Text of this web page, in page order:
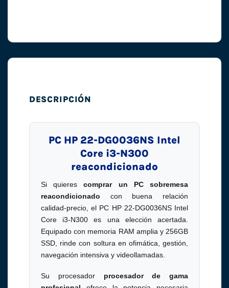
DESCRIPCIÓN
PC HP 22-DG0036NS Intel
Core i3-N300
reacondicionado
Si quierescomprar un PC sobremesa
reacondicionado con buena relación
calidad-precio, el PC HP 22-DG0036NS Intel
Core i3-N300 es una elección acertada.
Equipado con memoria RAM amplia y 256GB
SSD, rinde con soltura en ofimática, gestión,
navegación intensiva y videollamadas.
Su procesador procesador de gama